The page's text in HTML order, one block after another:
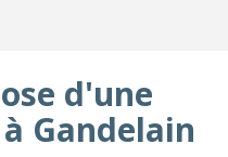
d'une
Gandelain